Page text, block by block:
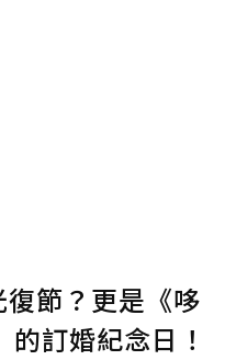
節？更是《哆
訂婚紀念日！